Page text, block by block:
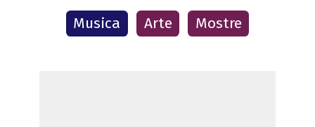
Musica Arte Mostre